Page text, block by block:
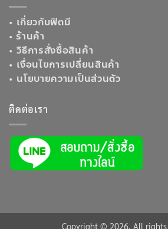
• เกี่ยวกับฟิตมี
• ร้านค้า
•วิธีการสั่งซื้อสินค้า
• เงื่อนไขการเปลี่ยนสินค้า
• นโยบายความเป็นส่วนตัว
ติดต่อเรา
Copyright © 2026. All rights